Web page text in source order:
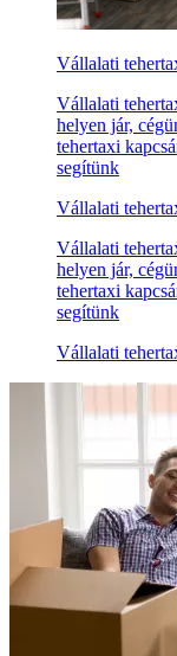
Vállalati
Vállalati
helyen jár,
tehertaxi
segítünk
Vállalati
Vállalati
helyen jár,
tehertaxi
segítünk
Vállalati